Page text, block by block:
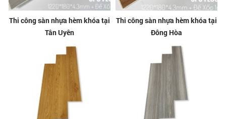
Thi công sàn nhựa hèm khóa tại
Tân Uyên
Thi công sàn nhựa hèm khóa tại
Đông Hòa